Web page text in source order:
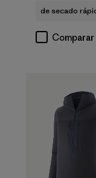
de secado
Comparar